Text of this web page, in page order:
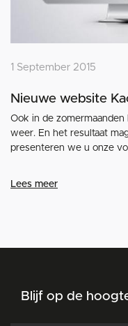
1 September 2015
Nieuwe website
Ook in de
weer. En het resultaat
presenteren we u onze
Lees meer
Blijf op de